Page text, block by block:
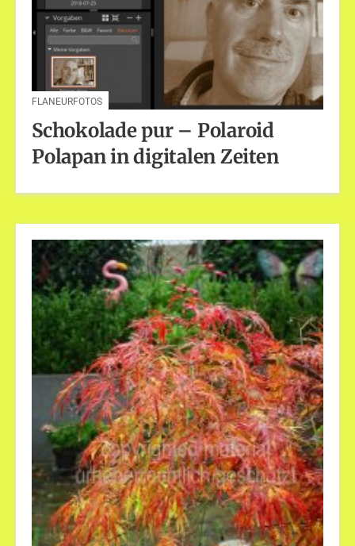
FLANEURFOTOS
Schokolade pur – Polaroid
Polapan in digitalen Zeiten